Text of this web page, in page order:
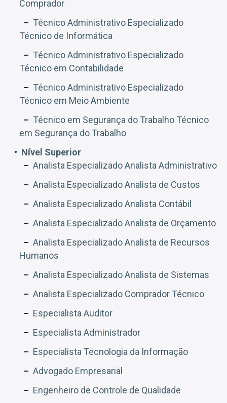
Comprador
Técnico Administrativo Especializado
Técnico de Informática
Técnico Administrativo Especializado
Técnico em Contabilidade
Técnico Administrativo Especializado
Técnico em Meio Ambiente
Técnico em Segurança do Trabalho Técnico
em Segurança do Trabalho
Nível Superior
Analista Especializado Analista Administrativo
Analista Especializado Analista de Custos
Analista Especializado Analista Contábil
Analista Especializado Analista de Orçamento
Analista Especializado Analista de Recursos
Humanos
Analista Especializado Analista de Sistemas
Analista Especializado Comprador Técnico
Especialista Auditor
Especialista Administrador
Especialista Tecnologia da Informação
Advogado Empresarial
Engenheiro de Controle de Qualidade